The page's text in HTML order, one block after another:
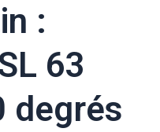
:
63
degrés